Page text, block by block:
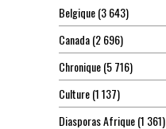
Belgique(3 643)
Canada(2 696)
Chronique(5 716)
Culture(1 137)
Diasporas Afrique(1 361)